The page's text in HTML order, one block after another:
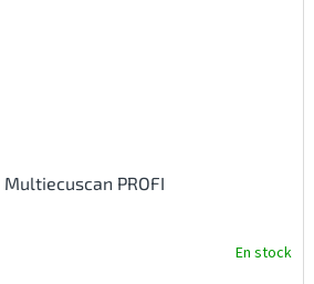
Multiecuscan PROFI
En stock